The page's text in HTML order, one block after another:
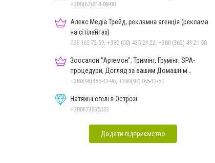
+380(67)814-08-00
Алекс Медіа Трейд, рекламна агенція (реклама
на сітілайтах)
096 165 72 59, +380 (50) 435-23-22, +380 (362) 43-21-50
Зоосалон "Артемон", Тримінг, Грумінг, SPA-
процедури, Догляд за вашим Домашнім
Улюбленцем
+380(98)455-42-96, +380(97)765-13-50
Натяжні стелі в Острозі
+380673635033
Додати підприємство